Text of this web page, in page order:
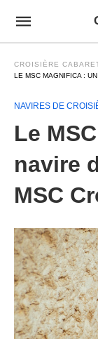
CROISIÈRE
LE MSC MAGNIFICA :
NAVIRES DE
Le
navire
MSC